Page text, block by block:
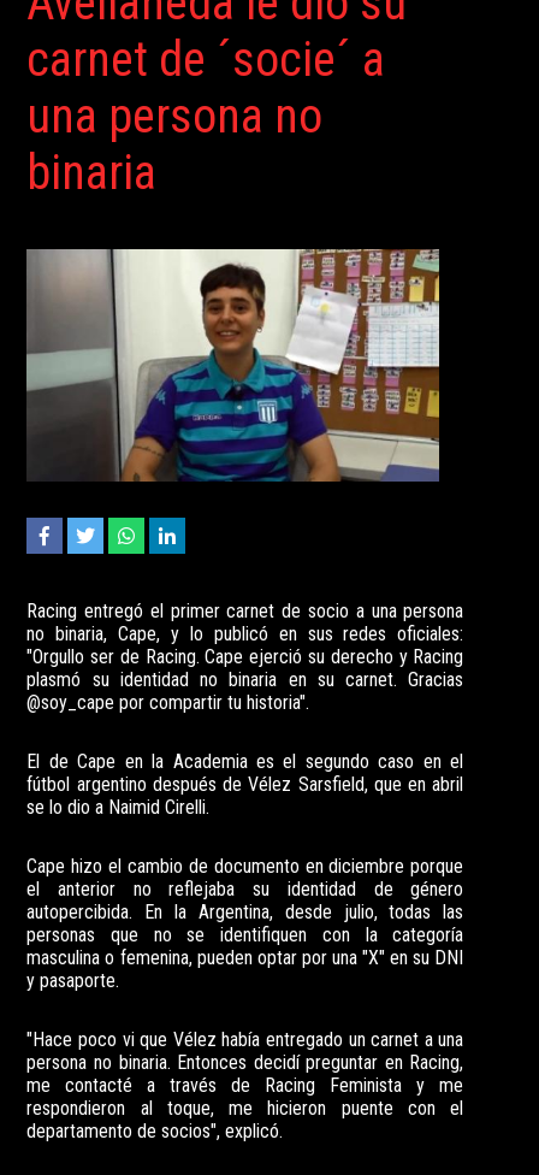
carnet de ´socie´ a
una persona no
binaria
Racing entregó el primer carnet de socio a una persona
no binaria, Cape, y lo publicó en sus redes oficiales:
"Orgullo ser de Racing. Cape ejerció su derecho y Racing
plasmó su identidad no binaria en su carnet. Gracias
@soy_cape por compartir tu historia".
El de Cape en la Academia es el segundo caso en el
fútbol argentino después de Vélez Sarsfield, que en abril
se lo dio a Naimid Cirelli.
Cape hizo el cambio de documento en diciembre porque
el anterior no reflejaba su identidad de género
autopercibida. En la Argentina, desde julio, todas las
personas que no se identifiquen con la categoría
masculina o femenina, pueden optar por una "X" en su DNI
y pasaporte.
"Hace poco vi que Vélez había entregado un carnet a una
persona no binaria. Entonces decidí preguntar en Racing,
me contacté a través de Racing Feminista y me
respondieron al toque, me hicieron puente con el
departamento de socios", explicó.